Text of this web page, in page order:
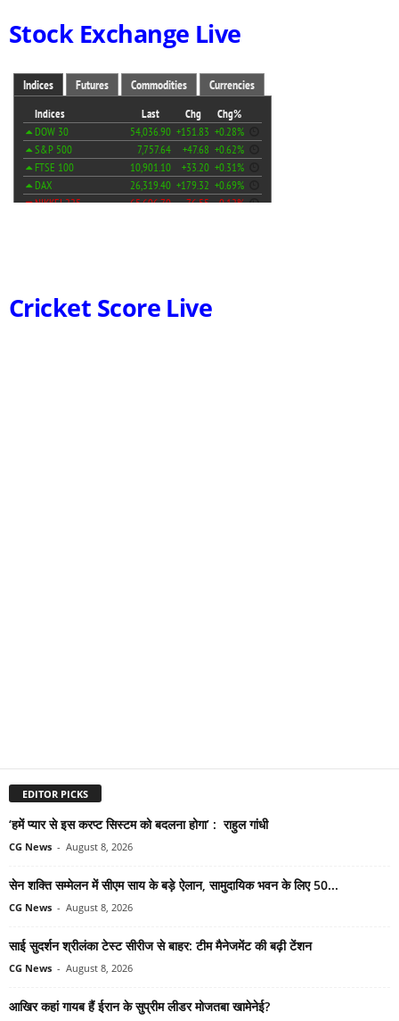
Stock Exchange Live
Cricket Score Live
EDITOR PICKS
‘हमें प्यार से इस करप्ट सिस्टम को बदलना होगा’ : राहुल गांधी
CG News - August 8, 2026
सेन शक्ति सम्मेलन में सीएम साय के बड़े ऐलान, सामुदायिक भवन के लिए 50...
CG News - August 8, 2026
साई सुदर्शन श्रीलंका टेस्ट सीरीज से बाहर: टीम मैनेजमेंट की बढ़ी टेंशन
CG News - August 8, 2026
आखिर कहां गायब हैं ईरान के सुप्रीम लीडर मोजतबा खामेनेई?